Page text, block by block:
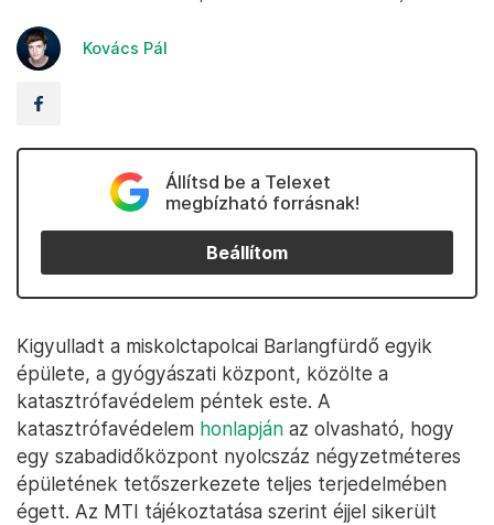
Kovács Pál
Állítsd be a Telexet
megbízható forrásnak!
Beállítom
Kigyulladt a miskolctapolcai Barlangfürdő egyik
épülete, a gyógyászati központ, közölte a
katasztrófavédelem péntek este. A
katasztrófavédelem honlapján az olvasható, hogy
egy szabadidőközpont nyolcszáz négyzetméteres
épületének tetőszerkezete teljes terjedelmében
égett. Az MTI tájékoztatása szerint éjjel sikerült